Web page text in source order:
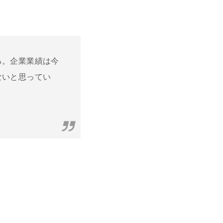
企業業績は今
と思ってい